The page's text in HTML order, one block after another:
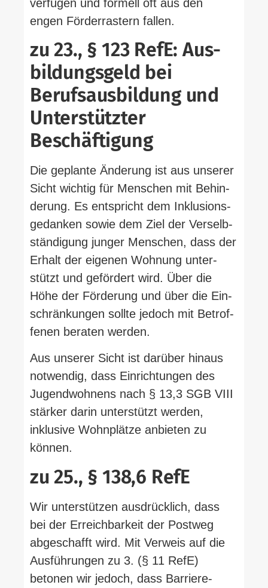
ver­fügen und formell oft aus den
engen För­der­rastern fallen.
zu 23., § 123 RefE: Aus­
bil­dungsgeld bei
Berufs­aus­bildung und
Unter­stützter
Beschäftigung
Die geplante Änderung ist aus unserer
Sicht wichtig für Men­schen mit Behin­
derung. Es ent­spricht dem Inklu­si­ons­
ge­danken sowie dem Ziel der Ver­selb­
stän­digung junger Men­schen, dass der
Erhalt der eigenen Wohnung unter­
stützt und gefördert wird. Über die
Höhe der För­derung und über die Ein­
schrän­kungen sollte jedoch mit Betrof­
fenen beraten werden.
Aus unserer Sicht ist darüber hinaus
not­wendig, dass Ein­rich­tungen des
Jugend­wohnens nach § 13,3 SGB VIII
stärker darin unter­stützt werden,
inklusive Wohn­plätze anbieten zu
können.
zu 25., § 138,6 RefE
Wir unter­stützen aus­drücklich, dass
bei der Erreich­barkeit der Postweg
abge­schafft wird. Mit Verweis auf die
Aus­füh­rungen zu 3. (§ 11 RefE)
betonen wir jedoch, dass Bar­rie­re­